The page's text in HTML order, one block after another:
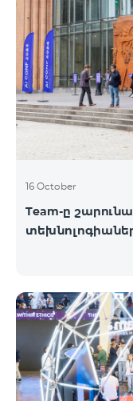
16 October
Team-ը